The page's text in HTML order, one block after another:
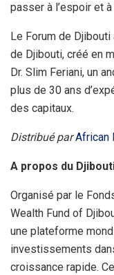
passer à l’espoir et
Le Forum de
de Djibouti, créé en
Dr. Slim Feriani, un
plus de 30 ans
des capitaux.
Distribué parAfrican
A propos du
Organisé par le
Wealth Fund of
une plateforme
investissements
croissance rapide.